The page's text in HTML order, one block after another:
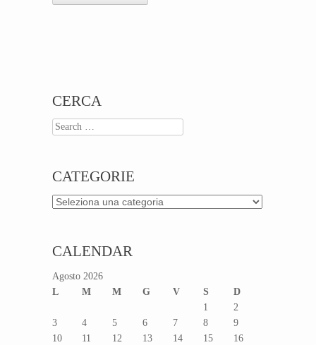
CERCA
Search
CATEGORIE
Categorie
CALENDAR
Agosto 2026
L
M M G V S
D
1
2
3
4 5 6 7 8
9
10
11 12 13 14 15
16